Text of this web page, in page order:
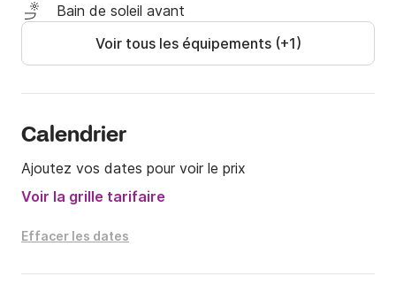
Bain de soleil avant
Voir tous les équipements (+1)
Calendrier
Ajoutez vos dates pour voir le prix
Voir la grille tarifaire
Effacer les dates